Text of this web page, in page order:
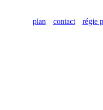
plan contact régie